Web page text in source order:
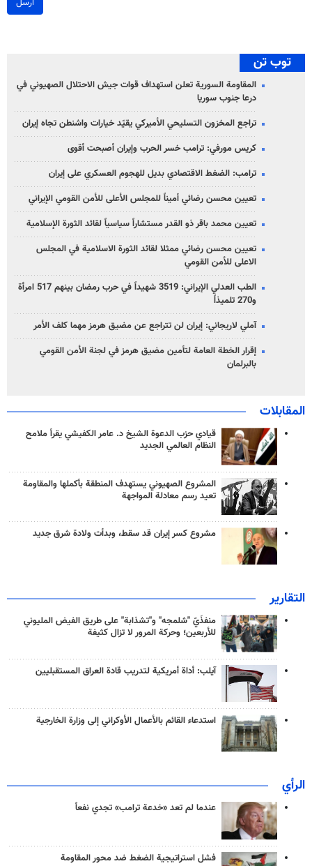
ارسل
توب تن
المقاومة السورية تعلن استهداف قوات جيش الاحتلال الصهيوني في
درعا جنوب سوريا
تراجع المخزون التسليحي الأميركي يقيّد خيارات واشنطن تجاه إيران
كريس مورفي: ترامب خسر الحرب وإيران أصبحت أقوى
ترامب: الضغط الاقتصادي بديل للهجوم العسكري على إيران
تعيين محسن رضائي أميناً للمجلس الأعلى للأمن القومي الإيراني
تعيين محمد باقر ذو القدر مستشاراً سياسياً لقائد الثورة الإسلامية
تعيين محسن رضائي ممثلا لقائد الثورة الاسلامية في المجلس
الاعلى للأمن القومي
الطب العدلي الإيراني: 3519 شهيداً في حرب رمضان بينهم 517 امرأة
و270 تلميذاً
آملي لاريجاني: إيران لن تتراجع عن مضيق هرمز مهما كلف الأمر
إقرار الخطة العامة لتأمين مضيق هرمز في لجنة الأمن القومي
بالبرلمان
المقابلات
قيادي حزب الدعوة الشيخ د. عامر الكفيشي يقرأ ملامح
النظام العالمي الجديد
المشروع الصهيوني يستهدف المنطقة بأكملها والمقاومة
تعيد رسم معادلة المواجهة
مشروع كسر إيران قد سقط، وبدأت ولادة شرق جديد
التقارير
منفذَيّ "شلمجه" و"تشذابة" على طريق الفيض المليوني
للأربعين؛ وحركة المرور لا تزال كثيفة
آيلب: أداة أمريكية لتدريب قادة العراق المستقبليين
استدعاء القائم بالأعمال الأوكراني إلى وزارة الخارجية
الرأي
عندما لم تعد «خدعة ترامب» تجدي نفعاً
فشل استراتيجية الضغط ضد محور المقاومة